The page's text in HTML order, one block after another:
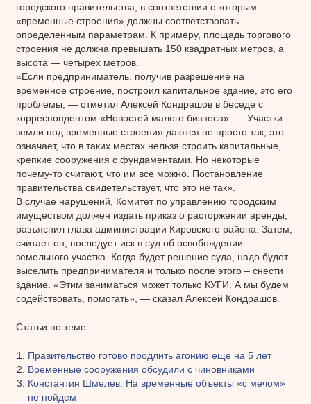
городского правительства, в соответствии с которым
«временные строения» должны соответствовать
определенным параметрам. К примеру, площадь торгового
строения не должна превышать 150 квадратных метров, а
высота — четырех метров.
«Если предприниматель, получив разрешение на
временное строение, построил капитальное здание, это его
проблемы, — отметил Алексей Кондрашов в беседе с
корреспондентом «Новостей малого бизнеса». — Участки
земли под временные строения даются не просто так, это
означает, что в таких местах нельзя строить капитальные,
крепкие сооружения с фундаментами. Но некоторые
почему-то считают, что им все можно. Постановление
правительства свидетельствует, что это не так».
В случае нарушений, Комитет по управлению городским
имуществом должен издать приказ о расторжении аренды,
разъяснил глава администрации Кировского района. Затем,
считает он, последует иск в суд об освобождении
земельного участка. Когда будет решение суда, надо будет
выселить предпринимателя и только после этого – снести
здание. «Этим заниматься может только КУГИ. А мы будем
содействовать, помогать», — сказал Алексей Кондрашов.
Статьи по теме:
Правительство готово продлить агонию еще на 5 лет
Временные сооружения обсудили с чиновниками
Константин Шмелев: На временные объекты «с мечом»
не пойдем